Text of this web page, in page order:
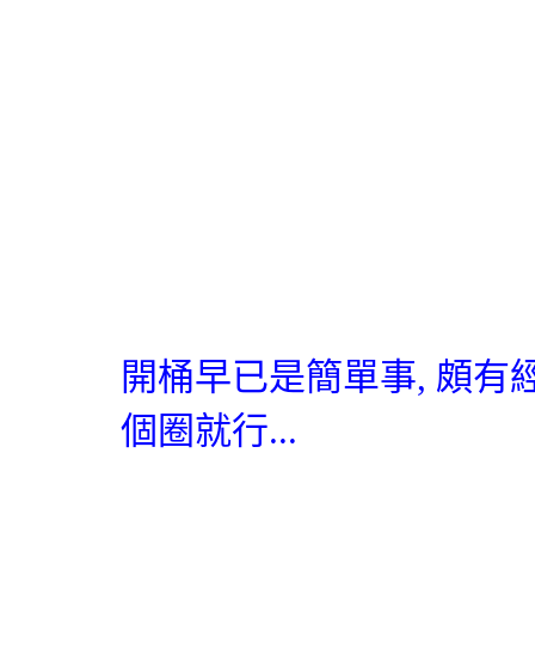
開桶早已是簡單事, 頗有
個圈就行...